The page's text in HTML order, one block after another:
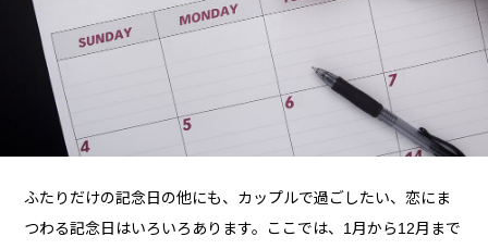
ふたりだけの記念日の他にも、カップルで過ごしたい、恋にま
つわる記念日はいろいろあります。ここでは、1月から12月まで